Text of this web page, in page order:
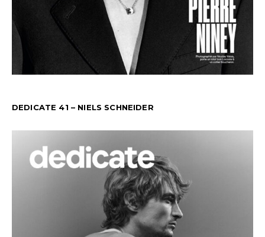
DEDICATE 41 – NIELS SCHNEIDER